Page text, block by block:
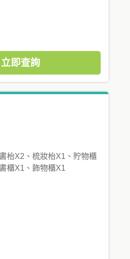
立即查詢
枱X2、梳妝枱X1、貯物櫃
櫃X1、飾物櫃X1